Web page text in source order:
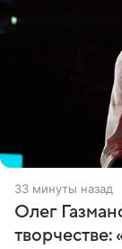
33 минуты назад
Олег